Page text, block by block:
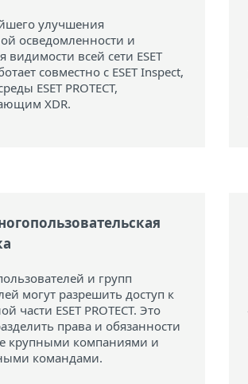
улучшения
осведомленности и
видимости всей сети ESET
совместно с ESET Inspect,
ESET PROTECT,
XDR.
и групп
могут разрешить доступ к
части ESET PROTECT. Это
права и обязанности
крупными компаниями и
командами.